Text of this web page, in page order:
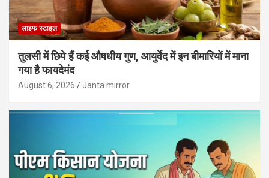
लाइफ स्टाइल
तुलसी में छिपे हैं कई औषधीय गुण, आयुर्वेद में इन बीमारियों में माना
गया है फायदेमंद
August 6, 2026 Janta mirror